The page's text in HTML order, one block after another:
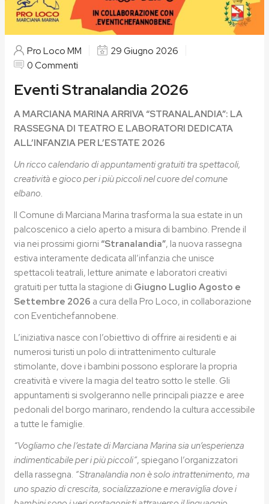
Pro Loco MM
29 Giugno 2026
0 Commenti
Eventi Stranalandia 2026
A MARCIANA MARINA ARRIVA “STRANALANDIA”: LA
RASSEGNA DI TEATRO E LABORATORI DEDICATA
ALL’INFANZIA PER L’ESTATE 2026
Un ricco calendario di appuntamenti gratuiti tra spettacoli,
creatività e gioco per i più piccoli nel cuore del comune
elbano.
Il Comune di Marciana Marina trasforma la sua estate in un
palcoscenico a cielo aperto a misura di bambino. Prende il
via nei prossimi giorni “Stranalandia”, la nuova rassegna
estiva interamente dedicata all’infanzia che unisce
spettacoli teatrali, letture animate e laboratori creativi
gratuiti per tutta la stagione di Giugno Luglio Agosto e
Settembre 2026 a cura della Pro Loco, in collaborazione
con Eventichefannobene.
L’iniziativa nasce con l’obiettivo di offrire ai residenti e ai
numerosi turisti un polo di intrattenimento culturale
stimolante, dove i bambini possono esplorare la propria
creatività e vivere la magia del teatro sotto le stelle. Gli
appuntamenti si svolgeranno nelle principali piazze e aree
pedonali del borgo marinaro, rendendo la cultura accessibile
a tutte le famiglie.
“Vogliamo che l’estate di Marciana Marina sia un’esperienza
indimenticabile per i più piccoli”, spiegano l’organizzatori
della rassegna. “Stranalandia non è solo intrattenimento, ma
uno spazio di crescita, socializzazione e meraviglia dove i